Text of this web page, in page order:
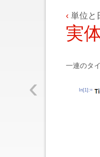
‹
単位と
実
一連のタ
In[1]:=